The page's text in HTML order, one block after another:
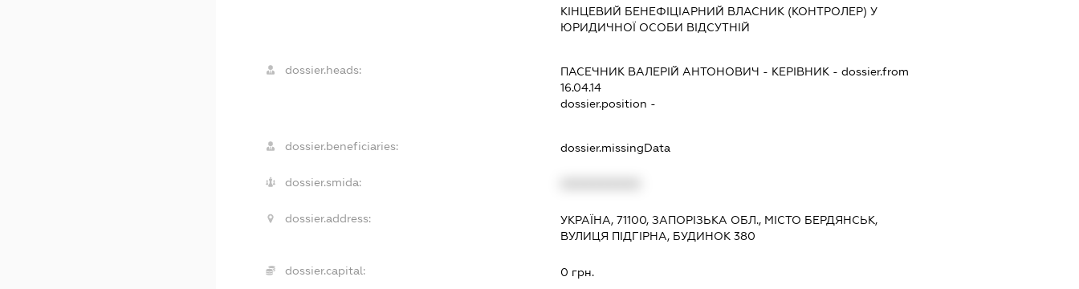
КІНЦЕВИЙ БЕНЕФІЦІАРНИЙ ВЛАСНИК (КОНТРОЛЕР) У
ЮРИДИЧНОЇ ОСОБИ ВІДСУТНІЙ
dossier.heads: ПАСЕЧНИК ВАЛЕРІЙ АНТОНОВИЧ - КЕРІВНИК - dossier.from
16.04.14
dossier.position -
dossier.beneficiaries: dossier.missingData
dossier.smida:
dossier.address:
УКРАЇНА, 71100, ЗАПОРІЗЬКА ОБЛ., МІСТО БЕРДЯНСЬК,
ВУЛИЦЯ ПІДГІРНА, БУДИНОК 380
dossier.capital: 0 грн.